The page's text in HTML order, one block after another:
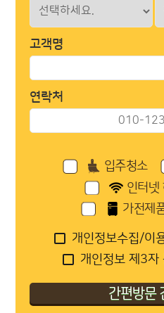
고객명
연락처
입주청소
인터넷
가전제
개인정보수집/이
개인정보 제3자